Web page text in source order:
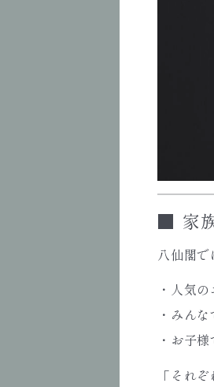
■ 家
八仙閣
・人気
・みん
・お子
「それ